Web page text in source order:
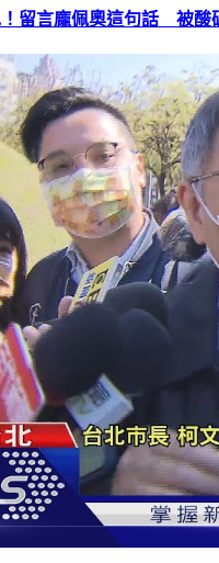
留言龐佩奧這句話 被酸